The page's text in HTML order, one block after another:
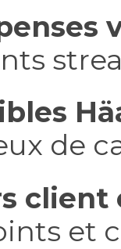
de
client
et